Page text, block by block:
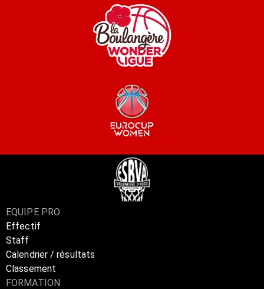
EQUIPE PRO
Effectif
Staff
Calendrier / résultats
Classement
FORMATION